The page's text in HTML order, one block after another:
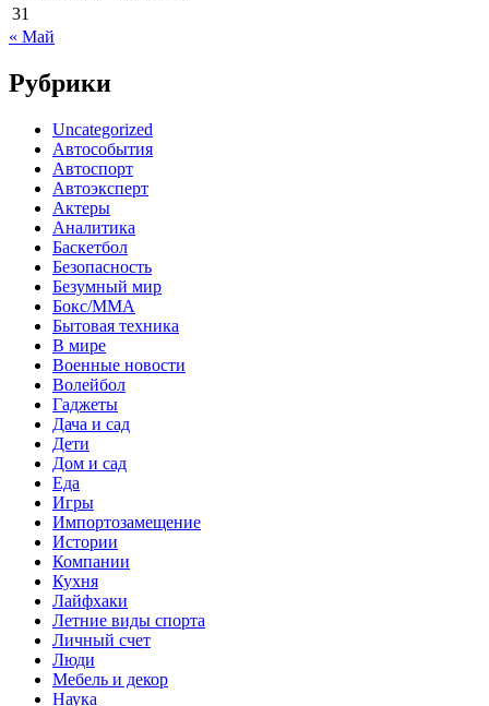
31
« Май
Рубрики
Uncategorized
Автособытия
Автоспорт
Автоэксперт
Актеры
Аналитика
Баскетбол
Безопасность
Безумный мир
Бокс/MMA
Бытовая техника
В мире
Военные новости
Волейбол
Гаджеты
Дача и сад
Дети
Дом и сад
Еда
Игры
Импортозамещение
Истории
Компании
Кухня
Лайфхаки
Летние виды спорта
Личный счет
Люди
Мебель и декор
Наука